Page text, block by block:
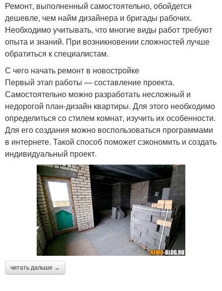
Ремонт, выполненный самостоятельно, обойдется
дешевле, чем найм дизайнера и бригады рабочих.
Необходимо учитывать, что многие виды работ требуют
опыта и знаний. При возникновении сложностей лучше
обратиться к специалистам.
С чего начать ремонт в новостройке
Первый этап работы — составление проекта.
Самостоятельно можно разработать несложный и
недорогой план-дизайн квартиры. Для этого необходимо
определиться со стилем комнат, изучить их особенности.
Для его создания можно воспользоваться программами
в интернете. Такой способ поможет сэкономить и создать
индивидуальный проект.
читать дальше →